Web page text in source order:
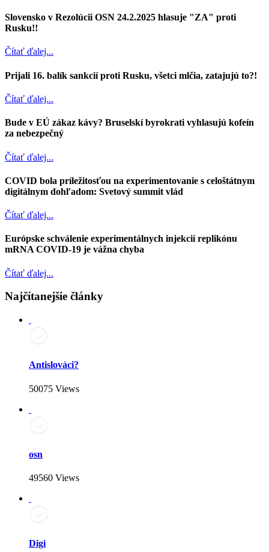
Slovensko v Rezolúcii OSN 24.2.2025 hlasuje "ZA" proti
Rusku!!
Čítať ďalej...
Prijali 16. balík sankcií proti Rusku, všetci mlčia, zatajujú to?!
Čítať ďalej...
Bude v EÚ zákaz kávy? Bruselskí byrokrati vyhlasujú kofeín
za nebezpečný
Čítať ďalej...
COVID bola príležitosťou na experimentovanie s celoštátnym
digitálnym dohľadom: Svetový summit vlád
Čítať ďalej...
Európske schválenie experimentálnych injekcií replikónu
mRNA COVID-19 je vážna chyba
Čítať ďalej...
Najčítanejšie články
Antislováci?
50075 Views
osn
49560 Views
Digi